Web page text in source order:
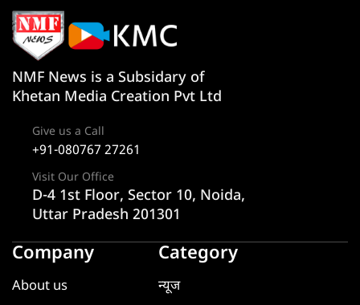
NMF News is a Subsidary of
Khetan Media Creation Pvt Ltd
Give us a Call
+91-080767 27261
Visit Our Office
D-4 1st Floor, Sector 10, Noida,
Uttar Pradesh 201301
Company
About us
Category
न्यूज